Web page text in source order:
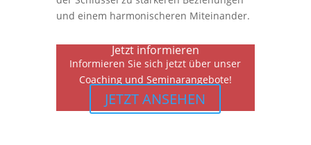
und einem harmonischeren Miteinander.
Jetzt informieren
Informieren Sie sich jetzt über unser
Coaching und Seminarangebote!
JETZT ANSEHEN